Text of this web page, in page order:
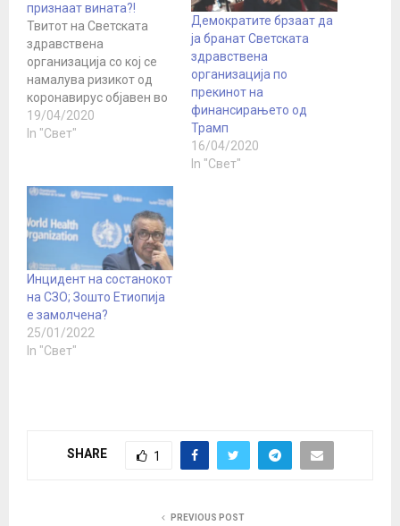
признаат вината?!
Твитот на Светската
здравствена
организација со кој се
намалува ризикот од
коронавирус објавен во
јануари, всушност беше
објавен од службено
Кина Контроверзниот
твит беше објавен на 14
јануари 2020 година од
страна на Светската
здравствена
организација на Твитер,
а во тоа…
19/04/2020
In "Свет"
Демократите брзаат да
ја бранат Светската
здравствена
организација по
прекинот на
финансирањето од
Трамп
16/04/2020
In "Свет"
Инцидент на состанокот
на СЗО; Зошто Етиопија
е замолчена?
25/01/2022
In "Свет"
SHARE 1
PREVIOUS POST